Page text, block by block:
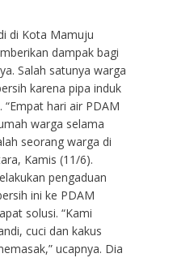
di Kota Mamuju
dampak bagi
Salah satunya warga
karena pipa induk
hari air PDAM
warga selama
seorang warga di
Kamis (11/6).
pengaduan
ini ke PDAM
solusi. “Kami
cuci dan kakus
ucapnya. Dia